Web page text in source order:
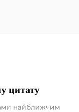
цитату
найближчим